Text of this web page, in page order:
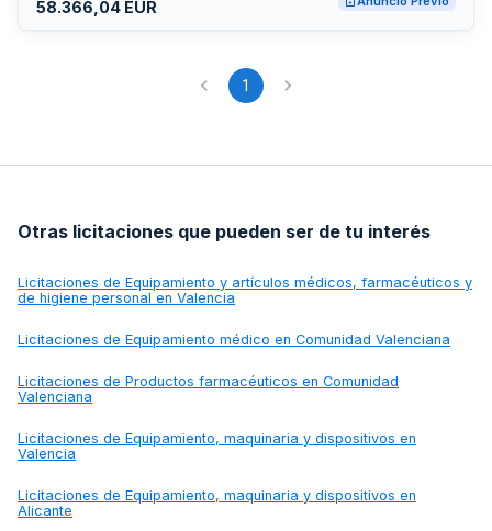
58.366,04 EUR
1
Otras licitaciones que pueden ser de tu interés
Licitaciones de Equipamiento y artículos médicos, farmacéuticos y
de higiene personal en Valencia
Licitaciones de Equipamiento médico en Comunidad Valenciana
Licitaciones de Productos farmacéuticos en Comunidad
Valenciana
Licitaciones de Equipamiento, maquinaria y dispositivos en
Valencia
Licitaciones de Equipamiento, maquinaria y dispositivos en
Alicante